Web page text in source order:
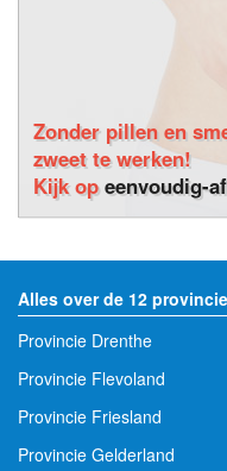
Zonder pillen en
zweet te werken!
Kijk opeenvoudig-
Alles over de 12
Provincie Drenthe
Provincie Flevoland
Provincie Friesland
Provincie Gelderland